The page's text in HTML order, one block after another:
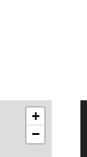
+
−